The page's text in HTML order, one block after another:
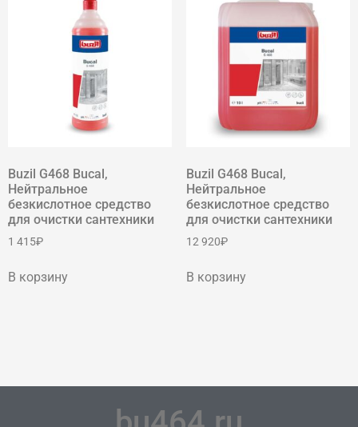
Buzil G468 Bucal,
Нейтральное
безкислотное средство
для очистки сантехники
1 415₽
В корзину
Buzil G468 Bucal,
Нейтральное
безкислотное средство
для очистки сантехники
12 920₽
В корзину